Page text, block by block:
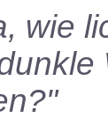
wie